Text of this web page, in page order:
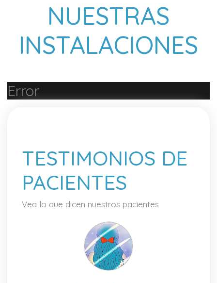
NUESTRAS
INSTALACIONES
Error
TESTIMONIOS DE
PACIENTES
Vea lo que dicen nuestros pacientes